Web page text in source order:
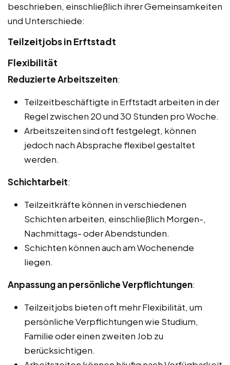
beschrieben, einschließlich ihrer Gemeinsamkeiten
und Unterschiede:
Teilzeitjobs in Erftstadt
Flexibilität
Reduzierte Arbeitszeiten:
Teilzeitbeschäftigte in Erftstadt arbeiten in der
Regel zwischen 20 und 30 Stunden pro Woche.
Arbeitszeiten sind oft festgelegt, können
jedoch nach Absprache flexibel gestaltet
werden.
Schichtarbeit:
Teilzeitkräfte können in verschiedenen
Schichten arbeiten, einschließlich Morgen-,
Nachmittags- oder Abendstunden.
Schichten können auch am Wochenende
liegen.
Anpassung an persönliche Verpflichtungen:
Teilzeitjobs bieten oft mehr Flexibilität, um
persönliche Verpflichtungen wie Studium,
Familie oder einen zweiten Job zu
berücksichtigen.